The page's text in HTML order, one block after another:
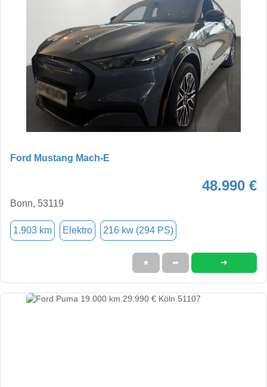
Ford Mustang Mach-E
48.990 €
Bonn, 53119
1.903 km Elektro 216 kw (294 PS)
★ ➦ ➜